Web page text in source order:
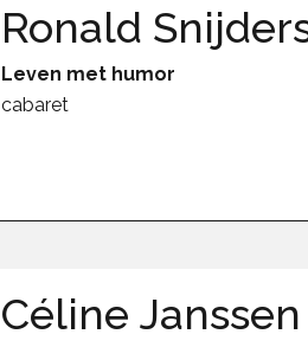
Ronald
Leven met humor
cabaret
Céline Janssen